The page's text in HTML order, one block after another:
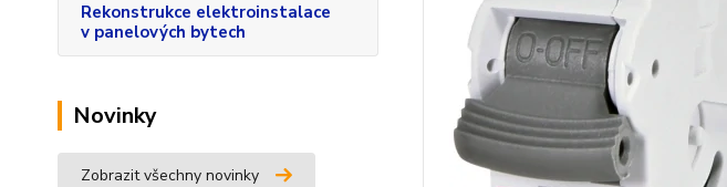
Rekonstrukce elektroinstalace
v panelových bytech
Novinky
Zobrazit všechny novinky